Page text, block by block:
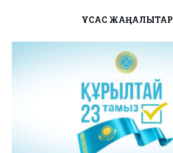
ҰҚСАС ЖАҢАЛЫҚТАР